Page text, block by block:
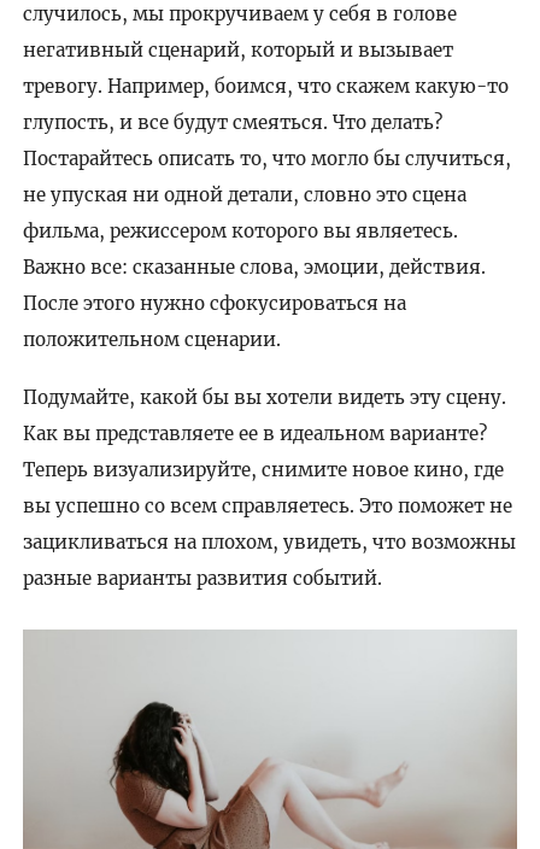
случилось, мы прокручиваем у себя в голове
негативный сценарий, который и вызывает
тревогу. Например, боимся, что скажем какую-то
глупость, и все будут смеяться. Что делать?
Постарайтесь описать то, что могло бы случиться,
не упуская ни одной детали, словно это сцена
фильма, режиссером которого вы являетесь.
Важно все: сказанные слова, эмоции, действия.
После этого нужно сфокусироваться на
положительном сценарии.
Подумайте, какой бы вы хотели видеть эту сцену.
Как вы представляете ее в идеальном варианте?
Теперь визуализируйте, снимите новое кино, где
вы успешно со всем справляетесь. Это поможет не
зацикливаться на плохом, увидеть, что возможны
разные варианты развития событий.